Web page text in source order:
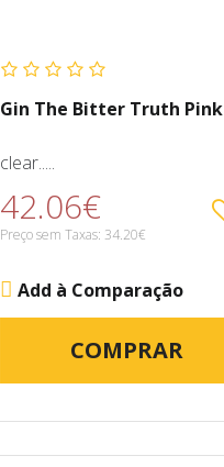
Gin The Bitter Truth Pink
clear.....
42.06€
Preço sem Taxas: 34.20€
Add à Comparação
COMPRAR